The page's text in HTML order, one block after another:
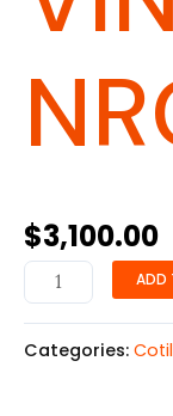
$3,100.00
ADD
Categories: